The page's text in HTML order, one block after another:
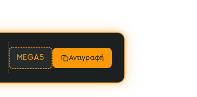
MEGA5 Αντιγραφή